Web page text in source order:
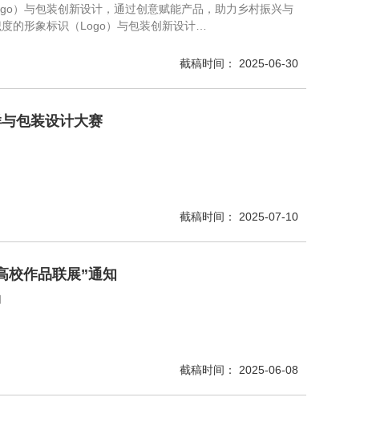
）与包装创新设计，通过创意赋能产品，助力乡村振兴与
的形象标识（Logo）与包装创新设计…
截稿时间： 2025-06-30
包装设计大赛
截稿时间： 2025-07-10
校作品联展”通知
截稿时间： 2025-06-08